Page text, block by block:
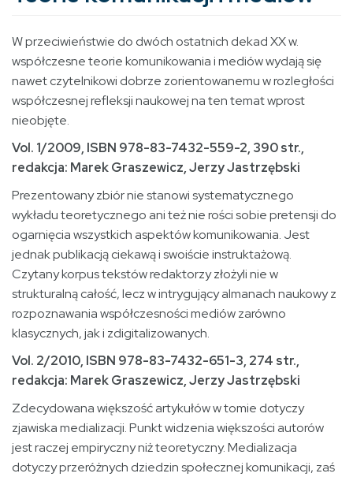
W przeciwieństwie do dwóch ostatnich dekad XX w.
współczesne teorie komunikowania i mediów wydają się
nawet czytelnikowi dobrze zorientowanemu w rozległości
współczesnej refleksji naukowej na ten temat wprost
nieobjęte.
Vol. 1/2009, ISBN 978-83-7432-559-2, 390 str.,
redakcja: Marek Graszewicz, Jerzy Jastrzębski
Prezentowany zbiór nie stanowi systematycznego
wykładu teoretycznego ani też nie rości sobie pretensji do
ogarnięcia wszystkich aspektów komunikowania. Jest
jednak publikacją ciekawą i swoiście instruktażową.
Czytany korpus tekstów redaktorzy złożyli nie w
strukturalną całość, lecz w intrygujący almanach naukowy z
rozpoznawania współczesności mediów zarówno
klasycznych, jak i zdigitalizowanych.
Vol. 2/2010, ISBN 978-83-7432-651-3, 274 str.,
redakcja: Marek Graszewicz, Jerzy Jastrzębski
Zdecydowana większość artykułów w tomie dotyczy
zjawiska medializacji. Punkt widzenia większości autorów
jest raczej empiryczny niż teoretyczny. Medializacja
dotyczy przeróżnych dziedzin społecznej komunikacji, zaś